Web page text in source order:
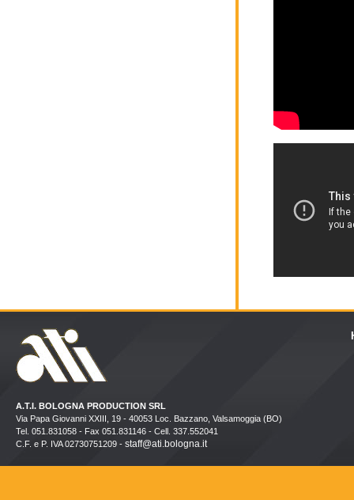
A.T.I. BOLOGNA PRODUCTION SRL
Via Papa Giovanni XXIII, 19 - 40053 Loc. Bazzano, Valsamoggia (BO)
Tel. 051.831058 - Fax 051.831146 - Cell. 337.552041
C.F. e P. IVA 02730751209 - staff@ati.bologna.it